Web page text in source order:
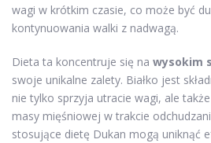
wagi w krótkim czasie, co może być
kontynuowania walki z nadwagą.
Dieta ta koncentruje się na wysokim
swoje unikalne zalety. Białko jest
nie tylko sprzyja utracie wagi, ale
masy mięśniowej w trakcie
stosujące dietę Dukan mogą uniknąć